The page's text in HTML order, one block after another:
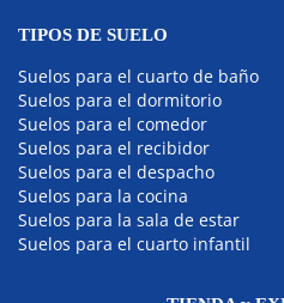
TIPOS DE SUELO
Suelos para el cuarto de baño
Suelos para el dormitorio
Suelos para el comedor
Suelos para el recibidor
Suelos para el despacho
Suelos para la cocina
Suelos para la sala de estar
Suelos para el cuarto infantil